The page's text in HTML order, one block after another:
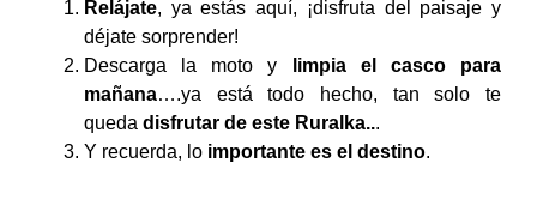
Relájate, ya estás aquí, ¡disfruta del paisaje y
déjate sorprender!
Descarga la moto y
limpia el casco para
mañana….ya está todo hecho, tan solo te
queda disfrutar de este Ruralka...
Y recuerda, lo importante es el destino.